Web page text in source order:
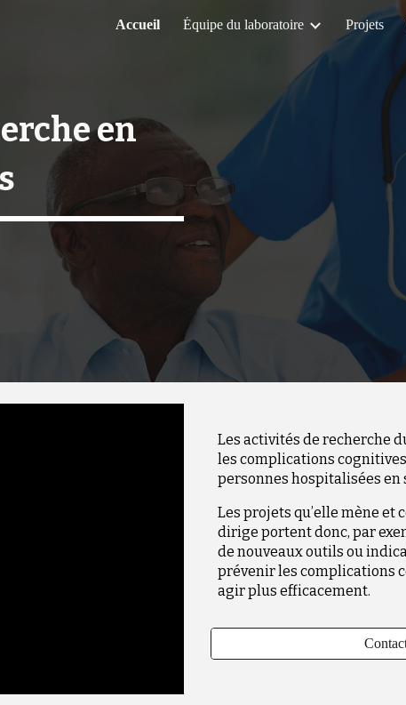
Skip to
Accueil Équipe du laboratoire Projets
en
Les activités de recherche
les complications
personnes hospitalisées en
Les projets qu’elle mène et
dirige portent donc, par
de nouveaux outils ou
prévenir les complications
agir plus efficacement.